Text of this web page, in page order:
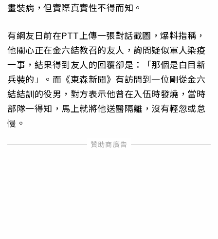
畫裝病，但實際真實性不得而知。
有網友日前在PTT上傳一張對話截圖，爆料指稱，
他關心正在金六結教召的友人，詢問疑似軍人染疫
一事，結果得到友人的回覆卻是：「那個是白目新
兵裝的」。而《東森新聞》有訪問到一位剛從金六
結結訓的役男，對方表示他曾在入伍時發燒，當時
部隊一得知，馬上就將他送醫隔離，沒有輕忽或怠
慢。